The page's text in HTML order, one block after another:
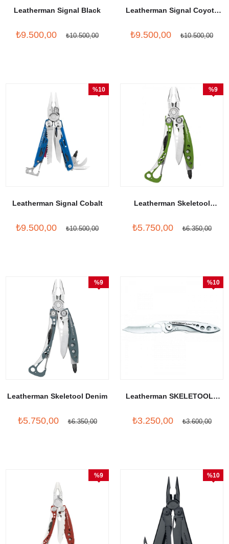
Leatherman Signal Black
₺9.500,00 ₺10.500,00
Leatherman Signal Coyote
₺9.500,00 ₺10.500,00
Leatherman Signal Cobalt
₺9.500,00 ₺10.500,00
%10
Leatherman Skeletool
₺5.750,00 ₺6.350,00
%9
Leatherman Skeletool Denim
₺5.750,00 ₺6.350,00
%9
Leatherman SKELETOOL®
₺3.250,00 ₺3.600,00
%10
%9
%10